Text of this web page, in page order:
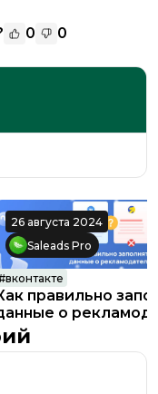
0
0
26 августа 2024
Saleads Pro
вконтакте
правильно
о
запуске